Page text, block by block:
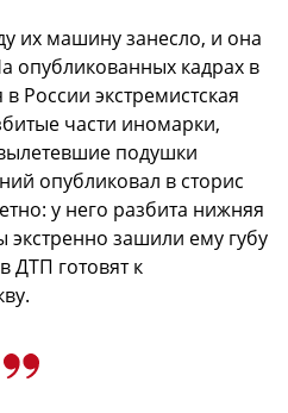
их машину занесло, и она
опубликованных кадрах в
России экстремистская
части иномарки,
подушки
опубликовал в сторис
у него разбита нижняя
экстренно зашили ему губу
ДТП готовят к